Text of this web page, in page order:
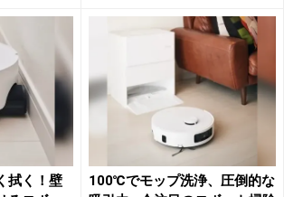
拭く！壁
100℃でモップ洗浄、圧倒的な